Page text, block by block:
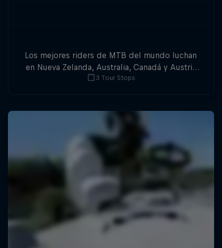
Los mejores riders de MTB del mundo luchan
en Nueva Zelanda, Australia, Canadá y Austria
por la triple corona del Slopestyle.
3 Tour Stops